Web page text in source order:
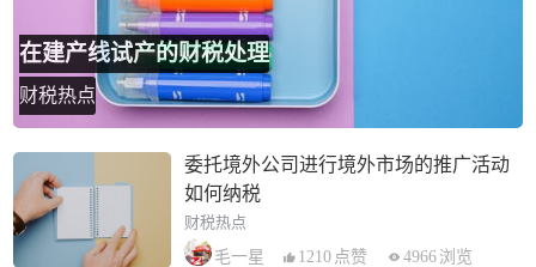
在建产线试产的财税处理
财税热点
委托境外公司进行境外市场的推广活动
如何纳税
财税热点
毛一星
1210 点赞 4966 浏览